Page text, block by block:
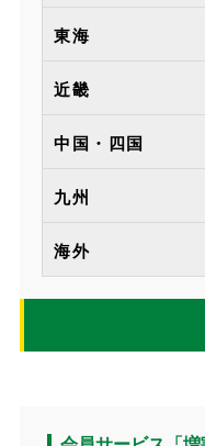
【伊勢ノ鈴鹿店】8月
【長崎諫早店】移転
2026.07.14 お知らせ
場です！※7/25（土）
2026.06.28
【タックルベリー 四
［7月27日(月) ］
2026.06.25 お知らせ
東海
近畿
中国・四国
九州
海外